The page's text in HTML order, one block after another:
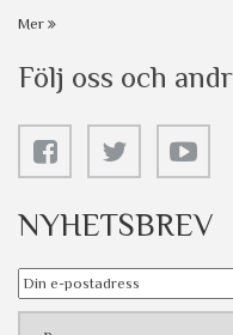
Mer
Följ oss och
NYHETSBREV